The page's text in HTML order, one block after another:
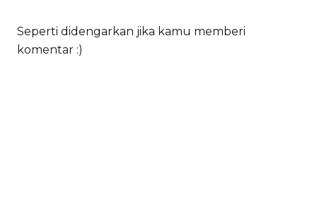
Seperti didengarkan jika kamu memberi
komentar :)